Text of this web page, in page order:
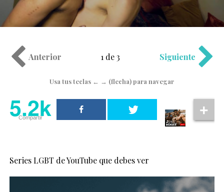
Anterior 1 de 3 Siguiente
Usa tus teclas ← → (flecha) para navegar
5.2k
Compartir
Series LGBT de YouTube que debes ver